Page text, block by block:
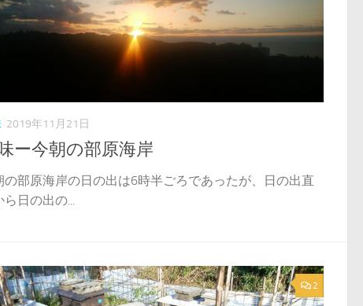
2019年11月21日
ー今朝の部原海岸
の部原海岸の日の出は6時半ごろであったが、日の出直
ら日の出の...
2